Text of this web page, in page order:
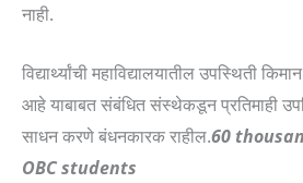
नाही.
विद्यार्थ्यांची महाविद्यालयातील उपस्थिती
आहे याबाबत संबंधित संस्थेकडून प्रतिमाही
साधन करणे बंधनकारक राहील.60
OBC students